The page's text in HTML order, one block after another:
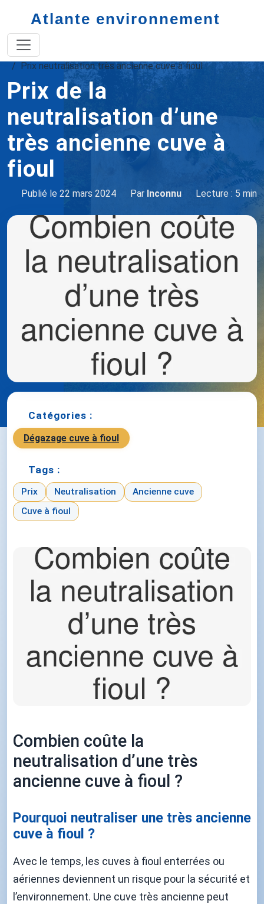
Atlante environnement
Accueil
Prix neutralisation très ancienne cuve à fioul
Prix de la
neutralisation d’une
très ancienne cuve à
fioul
Publié le 22 mars 2024 Par Inconnu Lecture : 5 min
Catégories :
Dégazage cuve à fioul
Tags :
Prix Neutralisation
Ancienne cuve
Cuve à fioul
Combien coûte la
neutralisation d’une très
ancienne cuve à fioul ?
Pourquoi neutraliser une très ancienne
cuve à fioul ?
Avec le temps, les cuves à fioul enterrées ou
aériennes deviennent un risque pour la sécurité et
l’environnement. Une cuve très ancienne peut